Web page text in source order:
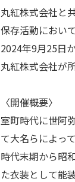
丸紅株式会社と
保存活動におい
2024年9月25日
丸紅株式会社が
〈開催概要〉
室町時代に世阿
て大名らによっ
時代末期から昭
た衣装として能